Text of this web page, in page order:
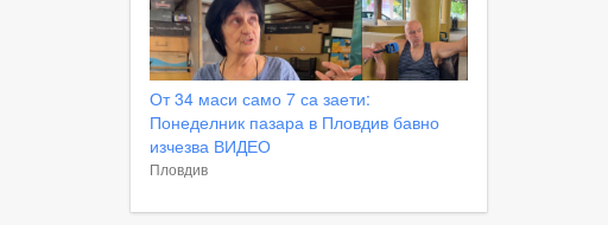
От 34 маси само 7 са заети:
Понеделник пазара в Пловдив бавно
изчезва ВИДЕО
Пловдив